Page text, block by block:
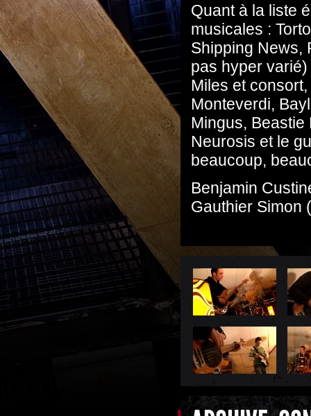
Quant à la liste
musicales :
Shipping News,
pas hyper
Miles et
Monteverdi,
Mingus,
Neurosis et le
beaucoup,
Benjamin
Gauthier Simon